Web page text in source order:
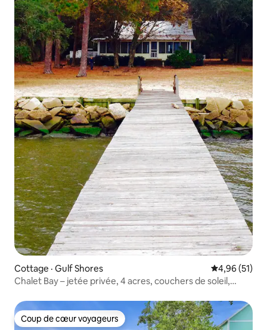
Cottage · Gulf Shores Note
4,96 (51)
Chalet Bay – jetée privée, 4 acres, couchers de soleil,
Coup de cœur voyageurs
Coup de cœur voyageurs